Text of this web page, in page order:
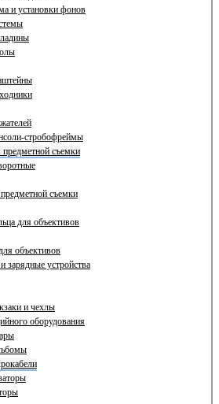
и установки фонов
стробофреймы
съемки
съемки
для объективов
объективов
зарядные устройства
и чехлы
оборудования